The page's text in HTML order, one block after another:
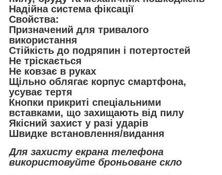
Надійна система фіксації
Свойства:
Призначений для тривалого
використання
Стійкість до подряпин і потертостей
Не тріскається
Не ковзає в руках
Щільно облягає корпус смартфона,
усуває тертя
Кнопки прикриті спеціальними
вставками, що захищають від пилу
Якісний захист у разі ударів
Швидке встановлення/видання
Для захисту екрана телефона
використовуйте броньоване скло